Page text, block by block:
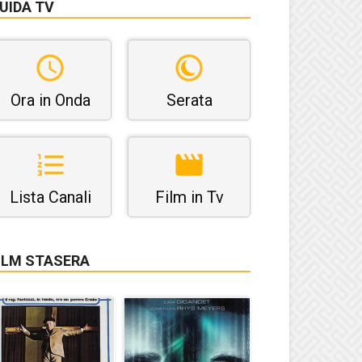
TV
Ora in Onda Serata
Lista Canali Film in Tv
STASERA